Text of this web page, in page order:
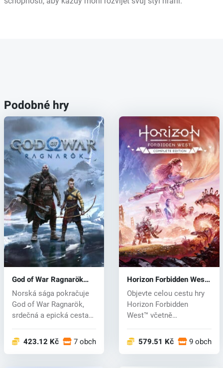
Podobné hry
God of War Ragnarök
(PS5) key
Norská sága pokračuje
God of War Ragnarök,
srdečná a epická cesta
423.12 Kč 7 obchodech
Horizon Forbidden West
(PS4/PS5) key
Objevte celou cestu hry
Horizon Forbidden
West™ včetně
579.51 Kč 9